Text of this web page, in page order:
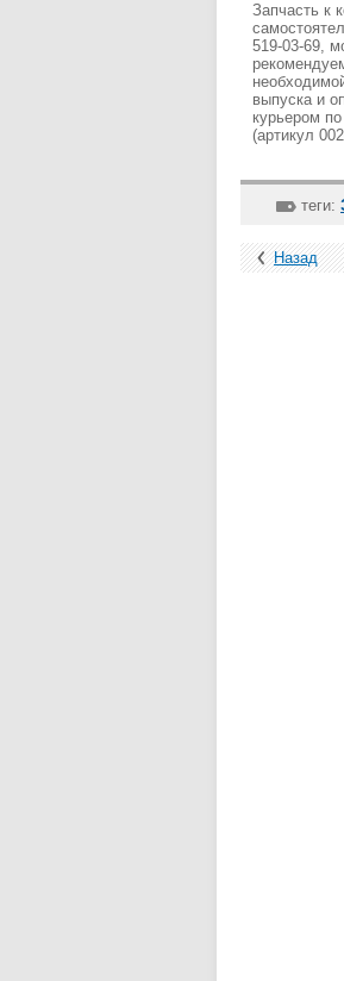
Запчасть к
519-03-69,
выпуска и
курьером
(артикул
теги:
Назад